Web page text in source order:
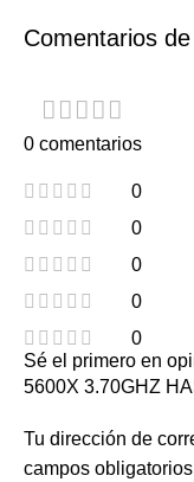
Comentarios
0 comentarios
0
0
0
0
0
Sé el primero en
5600X 3.70GHZ
Tu dirección de
campos